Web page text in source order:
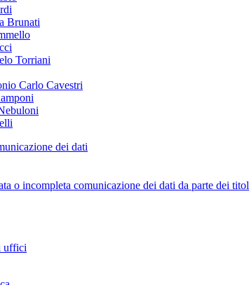
Brunati
Torriani
Carlo Cavestri
dei dati
o incompleta comunicazione dei dati da parte dei
uffici